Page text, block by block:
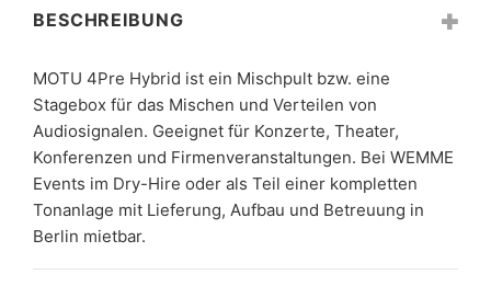
BESCHREIBUNG
MOTU 4Pre Hybrid ist ein Mischpult bzw. eine
Stagebox für das Mischen und Verteilen von
Audiosignalen. Geeignet für Konzerte, Theater,
Konferenzen und Firmenveranstaltungen. Bei WEMME
Events im Dry-Hire oder als Teil einer kompletten
Tonanlage mit Lieferung, Aufbau und Betreuung in
Berlin mietbar.